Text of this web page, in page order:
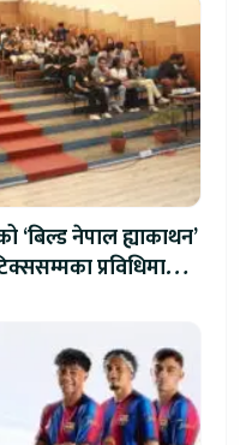
नेपाल ह्याकाथन’
प्रविधिमा